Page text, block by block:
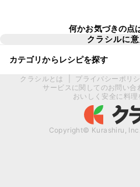
何かお気づきの点
クラシルに
カテゴリからレシピを探す
クラシルとは プライバシーポリ
サービスに関してのお問い合
おいしく安全に料
Copyright© Kurashiru,